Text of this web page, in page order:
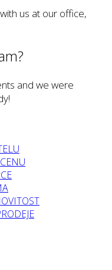
us at our office,
and we were